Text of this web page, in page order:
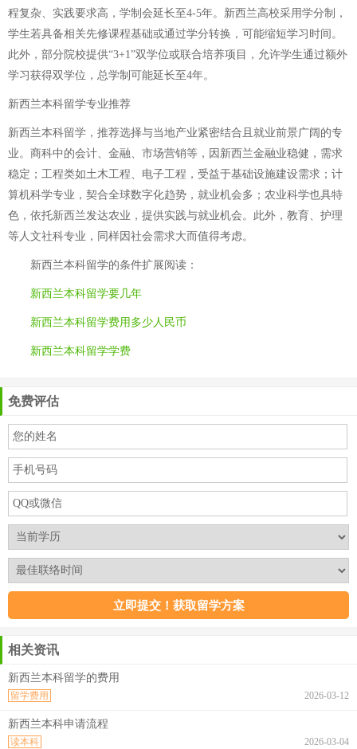
程复杂、实践要求高，学制会延长至4-5年。新西兰高校采用学分制，
学生若具备相关先修课程基础或通过学分转换，可能缩短学习时间。
此外，部分院校提供“3+1”双学位或联合培养项目，允许学生通过额外
学习获得双学位，总学制可能延长至4年。
新西兰本科留学专业推荐
新西兰本科留学，推荐选择与当地产业紧密结合且就业前景广阔的专
业。商科中的会计、金融、市场营销等，因新西兰金融业稳健，需求
稳定；工程类如土木工程、电子工程，受益于基础设施建设需求；计
算机科学专业，契合全球数字化趋势，就业机会多；农业科学也具特
色，依托新西兰发达农业，提供实践与就业机会。此外，教育、护理
等人文社科专业，同样因社会需求大而值得考虑。
新西兰本科留学的条件扩展阅读：
新西兰本科留学要几年
新西兰本科留学费用多少人民币
新西兰本科留学学费
免费评估
相关资讯
新西兰本科留学的费用
2026-03-12
留学费用
新西兰本科申请流程
2026-03-04
读本科